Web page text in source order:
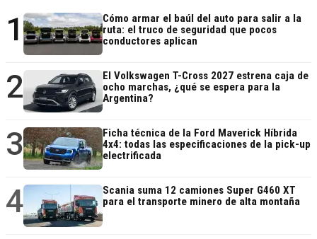
1
Cómo armar el baúl del auto para salir a la
ruta: el truco de seguridad que pocos
conductores aplican
2
El Volkswagen T-Cross 2027 estrena caja de
ocho marchas, ¿qué se espera para la
Argentina?
3
Ficha técnica de la Ford Maverick Híbrida
4x4: todas las especificaciones de la pick-up
electrificada
4
Scania suma 12 camiones Super G460 XT
para el transporte minero de alta montaña